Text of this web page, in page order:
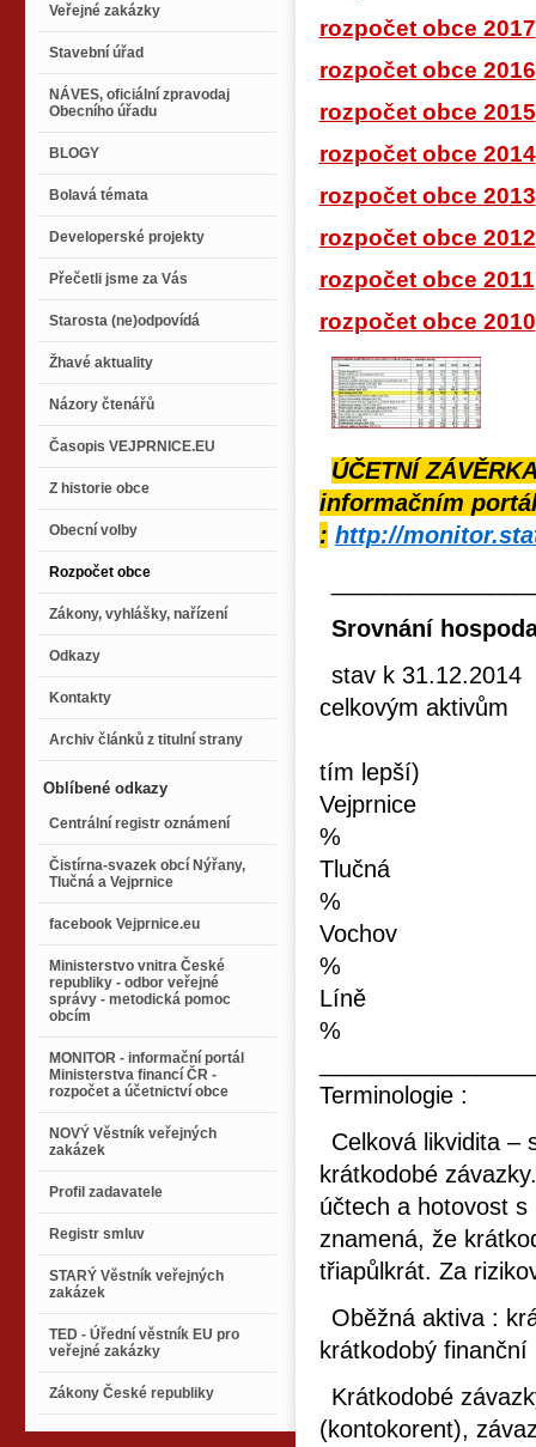
Veřejné zakázky
Stavební úřad
NÁVES, oficiální zpravodaj
Obecního úřadu
BLOGY
Bolavá témata
Developerské projekty
Přečetli jsme za Vás
Starosta (ne)odpovídá
Žhavé aktuality
Názory čtenářů
Časopis VEJPRNICE.EU
Z historie obce
Obecní volby
Rozpočet obce
Zákony, vyhlášky, nařízení
Odkazy
Kontakty
Archiv článků z titulní strany
Oblíbené odkazy
Centrální registr oznámení
Čistírna-svazek obcí Nýřany,
Tlučná a Vejprnice
facebook Vejprnice.eu
Ministerstvo vnitra České
republiky - odbor veřejné
správy - metodická pomoc
obcím
MONITOR - informační portál
Ministerstva financí ČR -
rozpočet a účetnictví obce
NOVÝ Věstník veřejných
zakázek
Profil zadavatele
Registr smluv
STARÝ Věstník veřejných
zakázek
TED - Úřední věstník EU pro
veřejné zakázky
Zákony České republiky
rozpočet obce 2017
rozpočet obce 2016
rozpočet obce 2015
rozpočet obce 2014
rozpočet obce 2013
rozpočet obce 2012
rozpočet obce 2011
rozpočet obce 2010
ÚČETNÍ
informačním
: http://
Srovnání
stav k
celkovým aktivům
tím lepší)
%
%
%
%
Terminologie :
Celková likvidita –
krátkodobé
účtech a hotovost
znamená, že
třiapůlkrát. Za
Oběžná aktiva :
krátkodobý
Krátkodobé
(kontokorent),